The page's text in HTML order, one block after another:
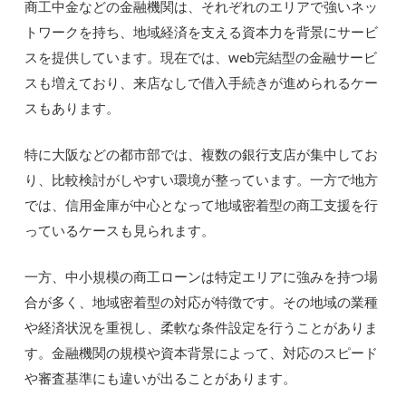
商工中金などの金融機関は、それぞれのエリアで強いネッ
トワークを持ち、地域経済を支える資本力を背景にサービ
スを提供しています。現在では、web完結型の金融サービ
スも増えており、来店なしで借入手続きが進められるケー
スもあります。
特に大阪などの都市部では、複数の銀行支店が集中してお
り、比較検討がしやすい環境が整っています。一方で地方
では、信用金庫が中心となって地域密着型の商工支援を行
っているケースも見られます。
一方、中小規模の商工ローンは特定エリアに強みを持つ場
合が多く、地域密着型の対応が特徴です。その地域の業種
や経済状況を重視し、柔軟な条件設定を行うことがありま
す。金融機関の規模や資本背景によって、対応のスピード
や審査基準にも違いが出ることがあります。